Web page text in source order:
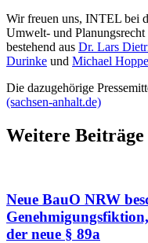
Wir freuen uns, INTEL bei
Umwelt- und
bestehend aus Dr. Lars
Durinke und Michael
Die dazugehörige
(sachsen-anhalt.de)
Weitere Beiträge
Neue BauO NRW
der neue § 89a